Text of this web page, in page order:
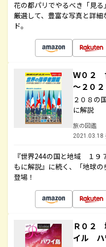
花の都パリでやるべき「見
厳選して、豊富な写真と詳
ド。
Ｗ０２
～２０
２０８の
に解説
旅の図鑑
2021.03.18
『世界244の国と地域 １９
もに解説』に続く、「地球
登場！
Ｒ０２
イル ハ